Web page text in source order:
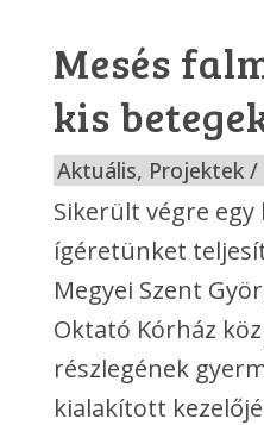
Mesés
kis
Aktuális, Projektek
Sikerült végre
ígéretünket
Megyei Szent
Oktató Kórház
részlegének
kialakított